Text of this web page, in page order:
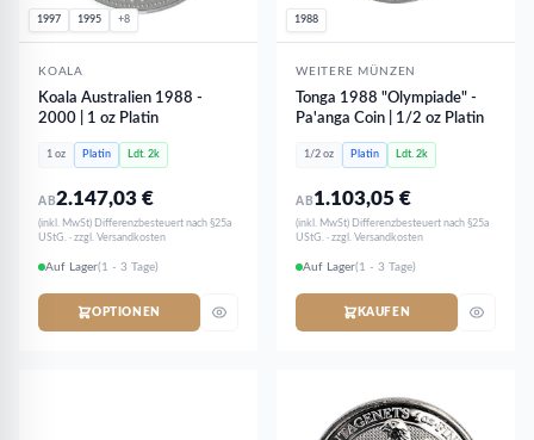
1997 1995 +8
KOALA
Koala Australien 1988 -
2000 | 1 oz Platin
1 oz Platin Ldt. 2k
AB2.147,03€
(inkl. MwSt) Differenzbesteuert nach §25a
UStG. · zzgl. Versandkosten
Auf Lager(1 - 3 Tage)
OPTIONEN
1988
WEITERE MÜNZEN
Tonga 1988 "Olympiade" -
Pa'anga Coin | 1/2 oz Platin
1/2 oz Platin Ldt. 2k
AB 1.103,05€
(inkl. MwSt) Differenzbesteuert nach §25a
UStG. · zzgl. Versandkosten
Auf Lager(1 - 3 Tage)
KAUFEN